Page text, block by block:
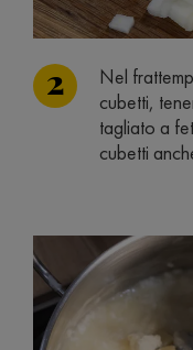
Nel
cubetti,
tagliato a
cubetti